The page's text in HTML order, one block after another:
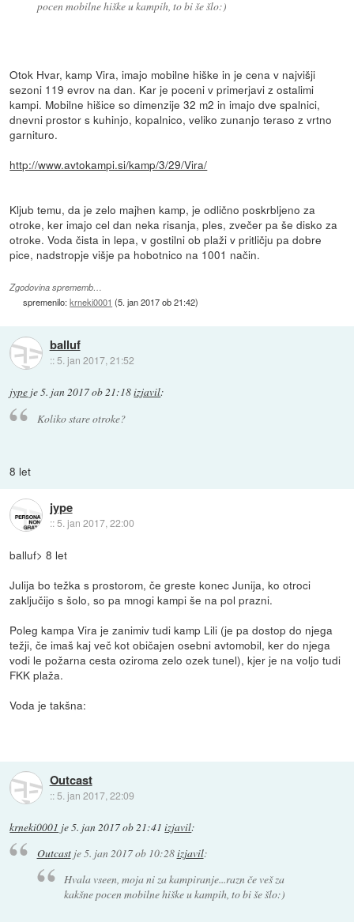
pocen mobilne hiške u kampih, to bi še šlo:)
Otok Hvar, kamp Vira, imajo mobilne hiške in je cena v najvišji
sezoni 119 evrov na dan. Kar je poceni v primerjavi z ostalimi
kampi. Mobilne hišice so dimenzije 32 m2 in imajo dve spalnici,
dnevni prostor s kuhinjo, kopalnico, veliko zunanjo teraso z vrtno
garnituro.
http://www.avtokampi.si/kamp/3/29/Vira/
Kljub temu, da je zelo majhen kamp, je odlično poskrbljeno za
otroke, ker imajo cel dan neka risanja, ples, zvečer pa še disko za
otroke. Voda čista in lepa, v gostilni ob plaži v pritličju pa dobre
pice, nadstropje višje pa hobotnico na 1001 način.
Zgodovina sprememb…
spremenilo:krneki0001 (5. jan 2017 ob 21:42)
balluf
:: 5. jan 2017, 21:52
jype je5. jan 2017 ob 21:18izjavil:
Koliko stare otroke?
8 let
jype
::5. jan 2017, 22:00
balluf> 8 let
Julija bo težka s prostorom, če greste konec Junija, ko otroci
zaključijo s šolo, so pa mnogi kampi še na pol prazni.
Poleg kampa Vira je zanimiv tudi kamp Lili (je pa dostop do njega
težji, če imaš kaj več kot običajen osebni avtomobil, ker do njega
vodi le požarna cesta oziroma zelo ozek tunel), kjer je na voljo tudi
FKK plaža.
Voda je takšna:
Outcast
:: 5. jan 2017, 22:09
krneki0001 je5. jan 2017 ob 21:41 izjavil:
Outcastje5. jan 2017 ob 10:28izjavil:
Hvala vseen, moja ni za kampiranje...razn če veš za
kakšne pocen mobilne hiške u kampih, to bi še šlo:)